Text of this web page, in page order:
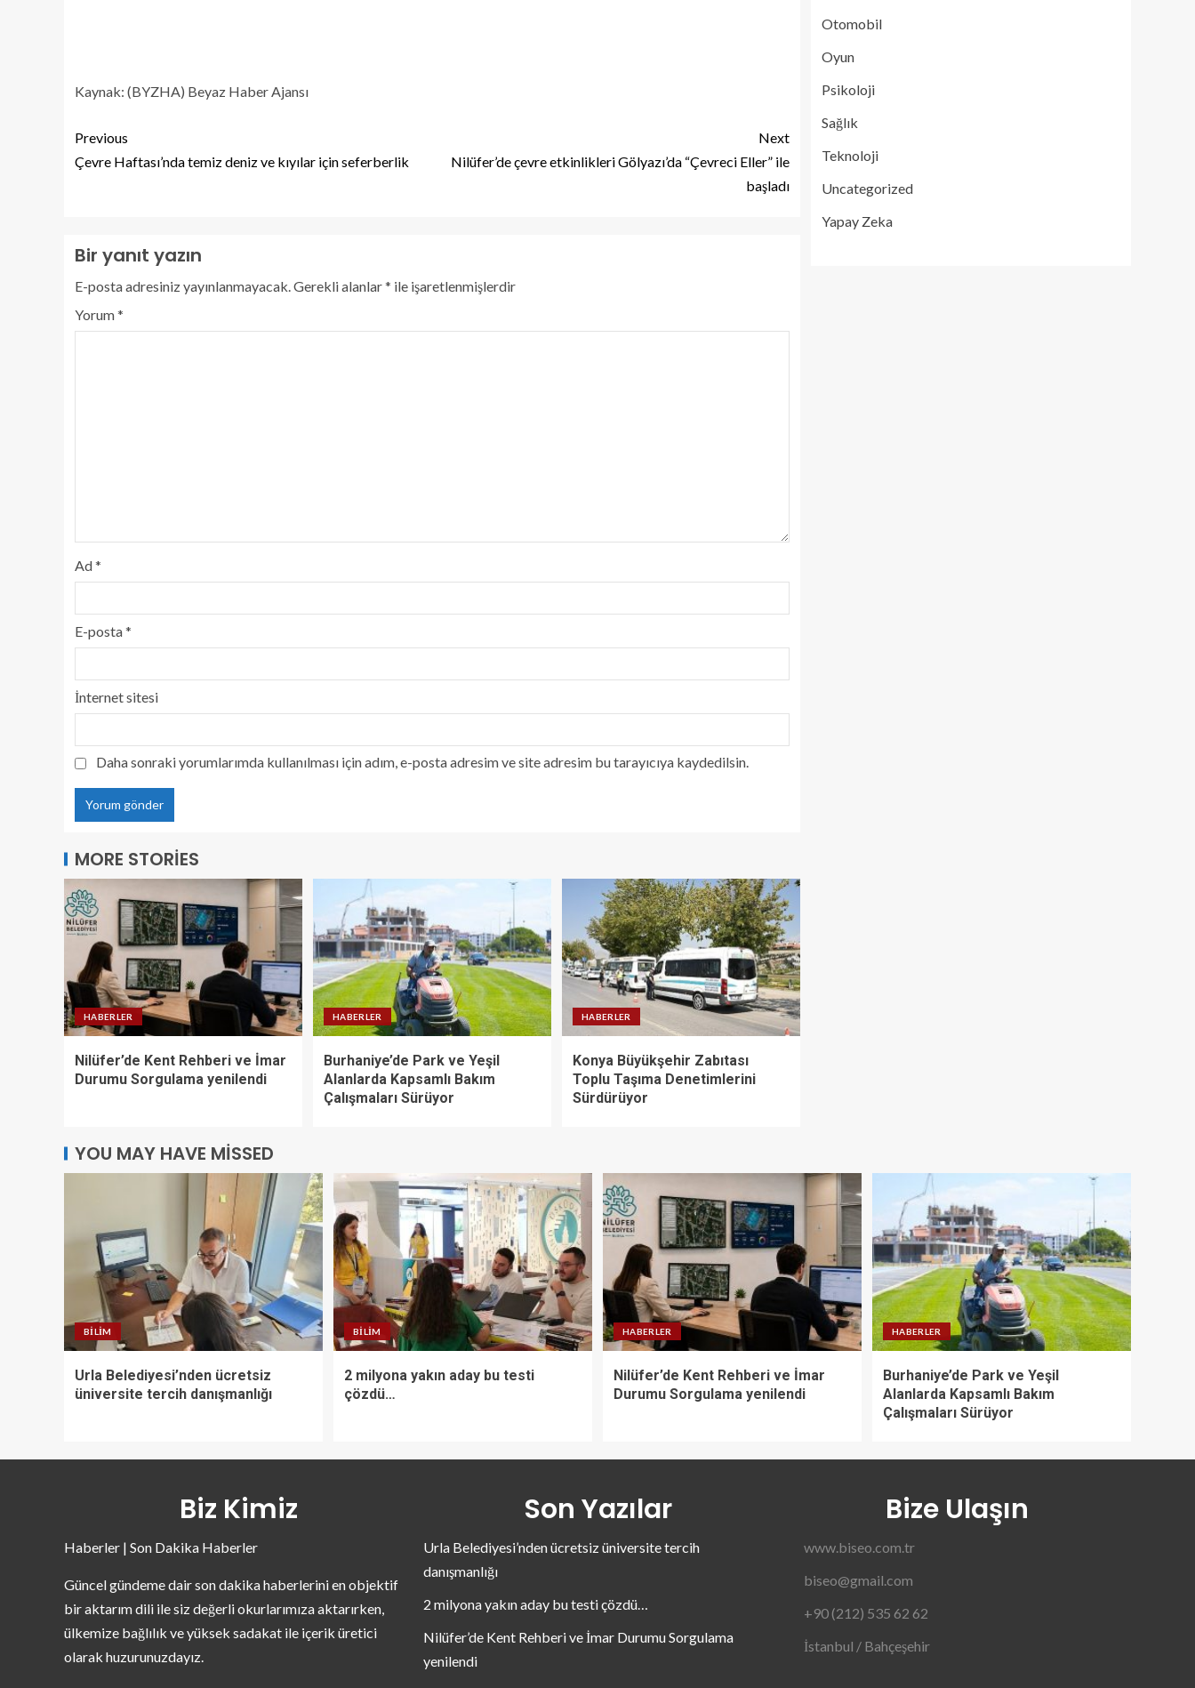
Kaynak: (BYZHA) Beyaz Haber Ajansı
Previous
Çevre Haftası’nda temiz deniz ve kıyılar için seferberlik
Next
Nilüfer’de çevre etkinlikleri Gölyazı’da “Çevreci Eller” ile
başladı
Bir yanıt yazın
E-posta adresiniz yayınlanmayacak.Gerekli alanlar* ile işaretlenmişlerdir
Yorum*
Ad*
E-posta*
İnternet sitesi
Daha sonraki yorumlarımda kullanılması için adım, e-posta adresim ve site adresim bu tarayıcıya kaydedilsin.
MORE STORIES
HABERLER
Nilüfer’de Kent Rehberi ve İmar
Durumu Sorgulama yenilendi
HABERLER
Burhaniye’de Park ve Yeşil
Alanlarda Kapsamlı Bakım
Çalışmaları Sürüyor
HABERLER
Konya Büyükşehir Zabıtası
Toplu Taşıma Denetimlerini
Sürdürüyor
Otomobil
Oyun
Psikoloji
Sağlık
Teknoloji
Uncategorized
Yapay Zeka
YOU MAY HAVE MISSED
BILIM
Urla Belediyesi’nden ücretsiz
üniversite tercih danışmanlığı
BILIM
2 milyona yakın aday bu testi
çözdü…
HABERLER
Nilüfer’de Kent Rehberi ve İmar
Durumu Sorgulama yenilendi
HABERLER
Burhaniye’de Park ve Yeşil
Alanlarda Kapsamlı Bakım
Çalışmaları Sürüyor
Biz Kimiz
Haberler | Son Dakika Haberler
Güncel gündeme dair son dakika haberlerini en objektif
bir aktarım dili ile siz değerli okurlarımıza aktarırken,
ülkemize bağlılık ve yüksek sadakat ile içerik üretici
olarak huzurunuzdayız.
Son Yazılar
Urla Belediyesi’nden ücretsiz üniversite tercih
danışmanlığı
2 milyona yakın aday bu testi çözdü…
Nilüfer’de Kent Rehberi ve İmar Durumu Sorgulama
yenilendi
Bize Ulaşın
www.biseo.com.tr
biseo@gmail.com
+90 (212) 535 62 62
İstanbul / Bahçeşehir